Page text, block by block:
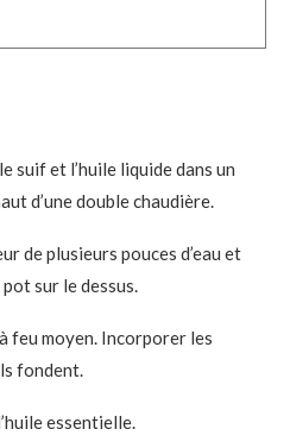
suif et l’huile liquide dans un
d’une double chaudière.
de plusieurs pouces d’eau et
sur le dessus.
feu moyen. Incorporer les
fondent.
essentielle.